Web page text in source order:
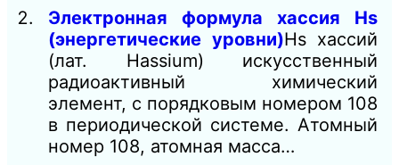
Электронная формула хассия Hs
(энергетические уровни)Hs хассий
(лат. Hassium) искусственный
радиоактивный химический
элемент, с порядковым номером 108
в периодической системе. Атомный
номер 108, атомная масса…